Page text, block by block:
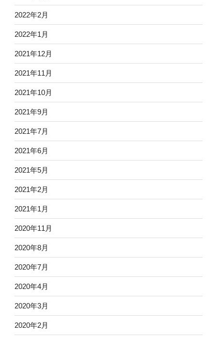
2022年2月
2022年1月
2021年12月
2021年11月
2021年10月
2021年9月
2021年7月
2021年6月
2021年5月
2021年2月
2021年1月
2020年11月
2020年8月
2020年7月
2020年4月
2020年3月
2020年2月